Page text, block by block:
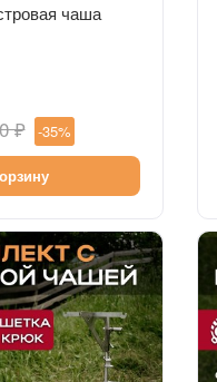
чаша
₽ -35%